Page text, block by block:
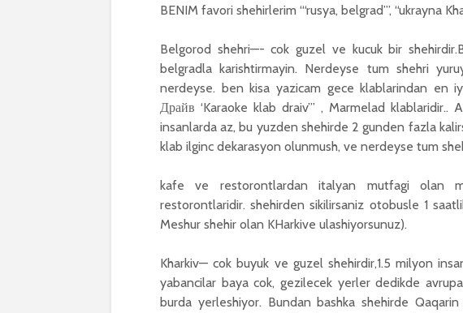
BENIM favori shehirlerim “‘rusya, belgrad’”, “ukrayna
Belgorod shehri—- cok guzel ve kucuk bir
belgradla karishtirmayin. Nerdeyse tum shehri
nerdeyse. ben kisa yazicam gece klablarindan en
Драйв ‘Karaoke klab draiv’” , Marmelad klablaridir..
insanlarda az, bu yuzden shehirde 2 gunden fazla
klab ilginc dekarasyon olunmush, ve nerdeyse tum
kafe ve restorontlardan italyan mutfagi olan
restorontlaridir. shehirden sikilirsaniz otobusle 1
Meshur shehir olan KHarkive ulashiyorsunuz).
Kharkiv— cok buyuk ve guzel shehirdir,1.5 milyon
yabancilar baya cok, gezilecek yerler dedikde
burda yerleshiyor. Bundan bashka shehirde